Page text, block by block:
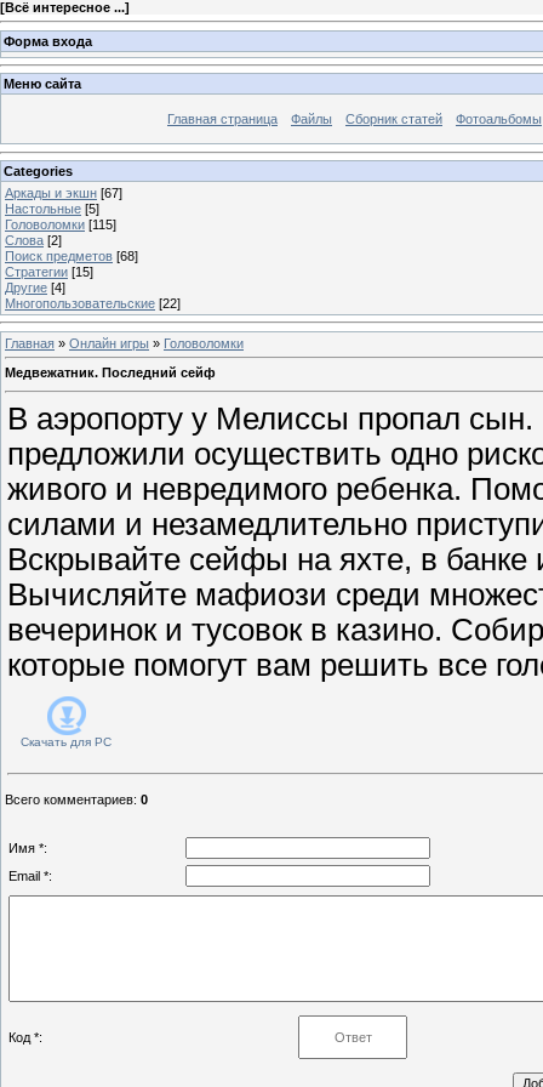
[Всё интересное ...]
Форма входа
Меню сайта
Главная страница Файлы Сборник статей Фотоальбомы
Categories
Аркады и экшн [67]
Настольные [5]
Головоломки [115]
Слова [2]
Поиск предметов [68]
Стратегии [15]
Другие [4]
Многопользовательские [22]
Главная » Онлайн игры » Головоломки
Медвежатник. Последний сейф
В аэропорту у Мелиссы пропал
предложили осуществить одно
живого и невредимого ребенка.
силами и незамедлительно
Вскрывайте сейфы на яхте, в банке
Вычисляйте мафиози среди
вечеринок и тусовок в казино.
которые помогут вам решить все
Скачать для PC
Всего комментариев: 0
Имя *:
Email *:
Код *: